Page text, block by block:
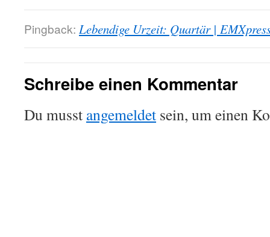
Pingback: Lebendige Urzeit: Quartär |
Schreibe einen Kommentar
Du musst angemeldet sein, um einen